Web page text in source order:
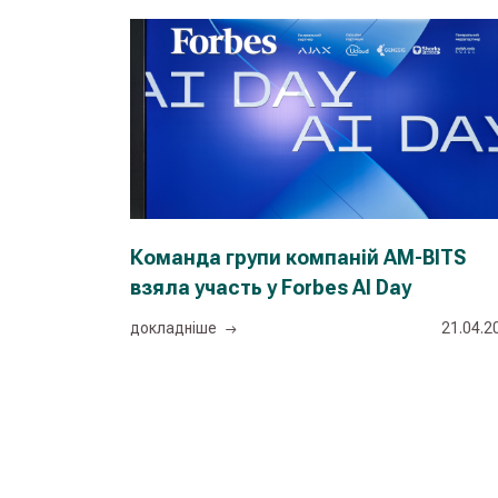
Команда групи компаній AM-BITS
взяла участь у Forbes AI Day
докладнiше